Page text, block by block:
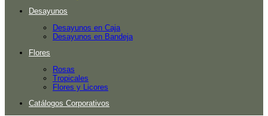
Desayunos
Desayunos en Caja
Desayunos en Bandeja
Flores
Rosas
Tropicales
Flores y Licores
Catálogos Corporativos